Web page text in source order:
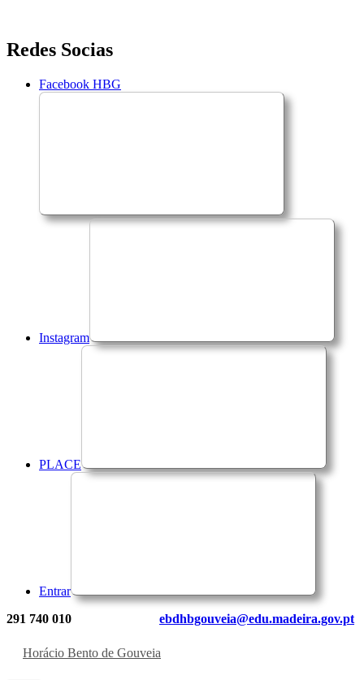
Saltar
para
conteúdo
Redes Socias
Facebook HBG
Instagram
PLACE
Entrar
291 740 010 ebdhbgouveia@edu.madeira.gov.pt
Horácio Bento de Gouveia